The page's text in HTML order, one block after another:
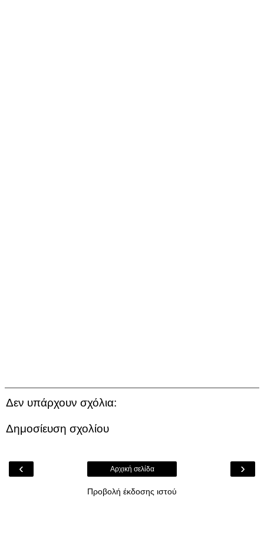
Δεν υπάρχουν σχόλια:
Δημοσίευση σχολίου
‹ ›
Αρχική σελίδα
Προβολή έκδοσης ιστού